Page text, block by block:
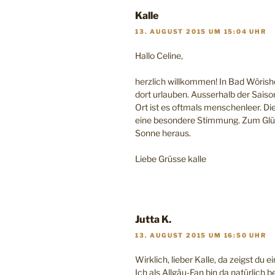
Kalle
13. AUGUST 2015 UM 15:04 UHR
Hallo Celine,
herzlich willkommen! In Bad
dort urlauben. Ausserhalb der
Ort ist es oftmals menschenleer.
eine besondere Stimmung. Zum
Sonne heraus.
Liebe Grüsse kalle
Jutta K.
13. AUGUST 2015 UM 16:50 UHR
Wirklich, lieber Kalle, da zeigst du
Ich als Allgäu-Fan bin da natürlich